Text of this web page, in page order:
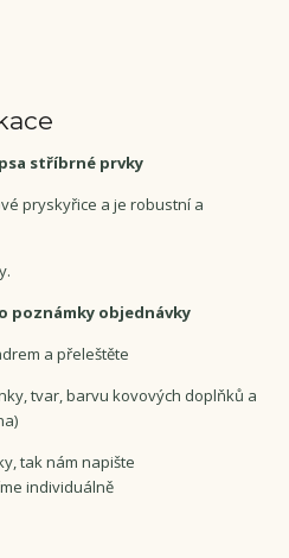
stříbrné prvky
pryskyřice a je robustní a
poznámky objednávky
a přeleštěte
tvar, barvu kovových doplňků a
tak nám napište
individuálně